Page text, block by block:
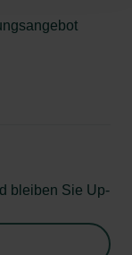
bleiben Sie Up-